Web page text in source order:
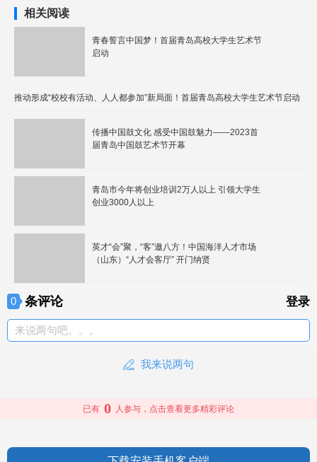
相关阅读
青春誓言中国梦！首届青岛高校大学生艺术节
启动
推动形成“校校有活动、人人都参加”新局面！首届青岛高校大学生艺术节启动
传播中国鼓文化 感受中国鼓魅力——2023首
届青岛中国鼓艺术节开幕
青岛市今年将创业培训2万人以上 引领大学生
创业3000人以上
英才“会”聚，“客”邀八方！中国海洋人才市场
（山东）“人才会客厅” 开门纳贤
0 条评论 登录
来说两句吧。。。
我来说两句
已有 0 人参与，点击查看更多精彩评论